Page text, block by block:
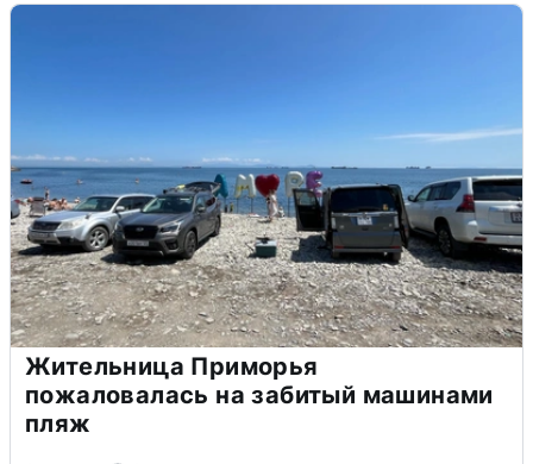
Жительница Приморья
пожаловалась на забитый машинами
пляж